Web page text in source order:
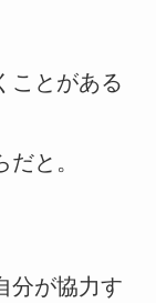
ことがある
と。
分が協力す